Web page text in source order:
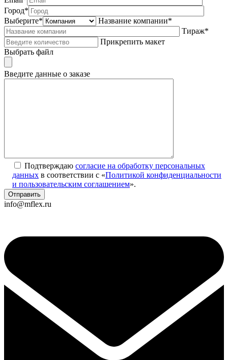
Город*
Выберите*
Название компании*
Тираж*
Прикрепить макет
Выбрать файл
Введите данные о заказе
Подтверждаю согласие на обработку персональных
данных в соответствии с «Политикой конфиденциальности
и пользовательским соглашением».
info@mflex.ru